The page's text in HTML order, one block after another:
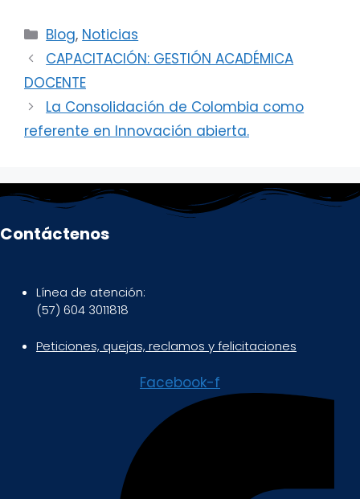
Categorías
Blog, Noticias
CAPACITACIÓN: GESTIÓN ACADÉMICA
DOCENTE
La Consolidación de Colombia como
referente en Innovación abierta.
Contáctenos
Línea de atención:
(57) 604 3011818
Peticiones, quejas, reclamos y felicitaciones
Facebook-f